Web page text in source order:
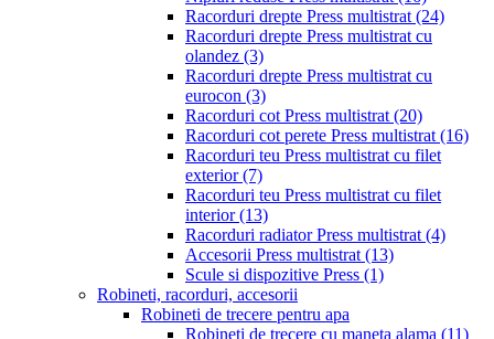
Racorduri drepte Press multistrat (24)
Racorduri drepte Press multistrat cu
olandez (3)
Racorduri drepte Press multistrat cu
eurocon (3)
Racorduri cot Press multistrat (20)
Racorduri cot perete Press multistrat (16)
Racorduri teu Press multistrat cu filet
exterior(7)
Racorduri teu Press multistrat cu filet
interior(13)
Racorduri radiator Press multistrat (4)
Accesorii Press multistrat (13)
Scule si dispozitive Press (1)
Robineti, racorduri, accesorii
Robineti de trecere pentru apa
Robineti de trecere cu maneta alama (11)